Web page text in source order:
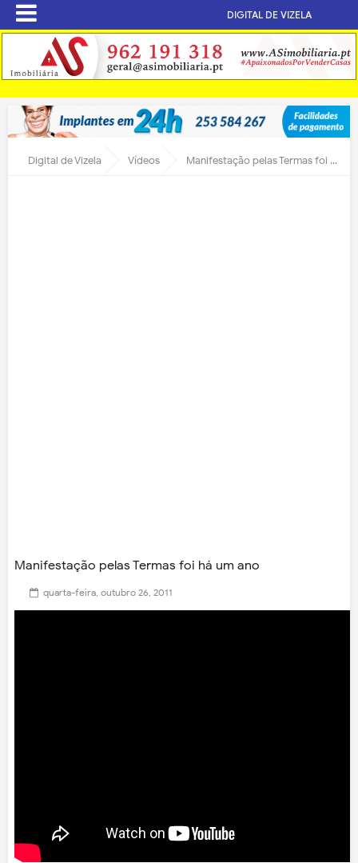
DIGITAL DE VIZELA
Digital de Vizela Vídeos Manifestação pelas Termas foi há um ano
Manifestação pelas Termas foi há um ano
quarta-feira, outubro 26, 2011